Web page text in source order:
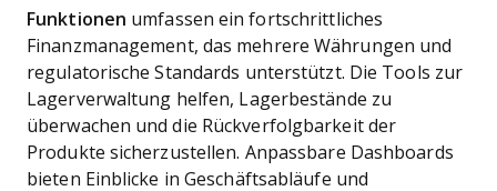
Funktionen umfassen ein fortschrittliches
Finanzmanagement, das mehrere Währungen und
regulatorische Standards unterstützt. Die Tools zur
Lagerverwaltung helfen, Lagerbestände zu
überwachen und die Rückverfolgbarkeit der
Produkte sicherzustellen. Anpassbare Dashboards
bieten Einblicke in Geschäftsabläufe und